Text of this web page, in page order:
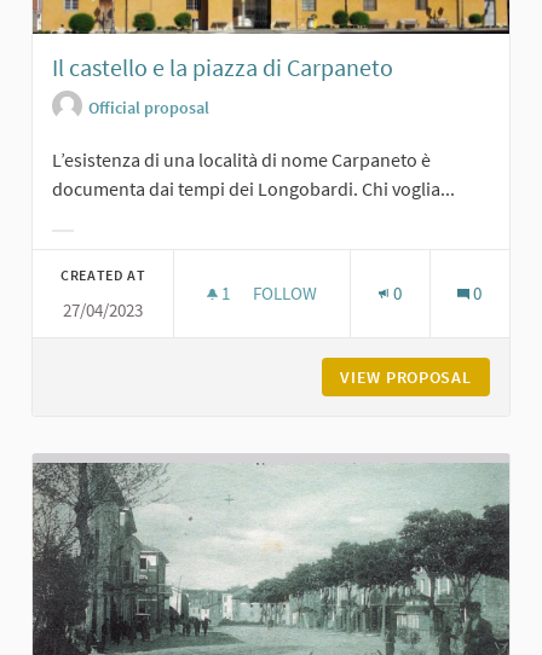
Il castello e la piazza di Carpaneto
Official proposal
L’esistenza di una località di nome Carpaneto è
documenta dai tempi dei Longobardi. Chi voglia...
CREATED AT
27/04/2023
1 1 FOLLOWER
FOLLOW 0 0
VIEW PROPOSAL